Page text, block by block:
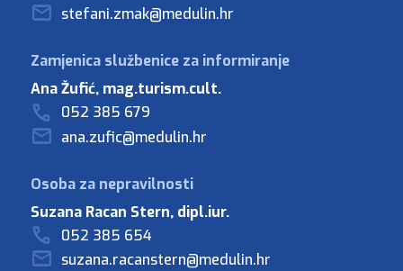
stefani.zmak@medulin.hr
Ana Žufić, mag.turism.cult.
052 385 679
ana.zufic@medulin.hr
Suzana Racan Stern, dipl.iur.
052 385 654
suzana.racanstern@medulin.hr